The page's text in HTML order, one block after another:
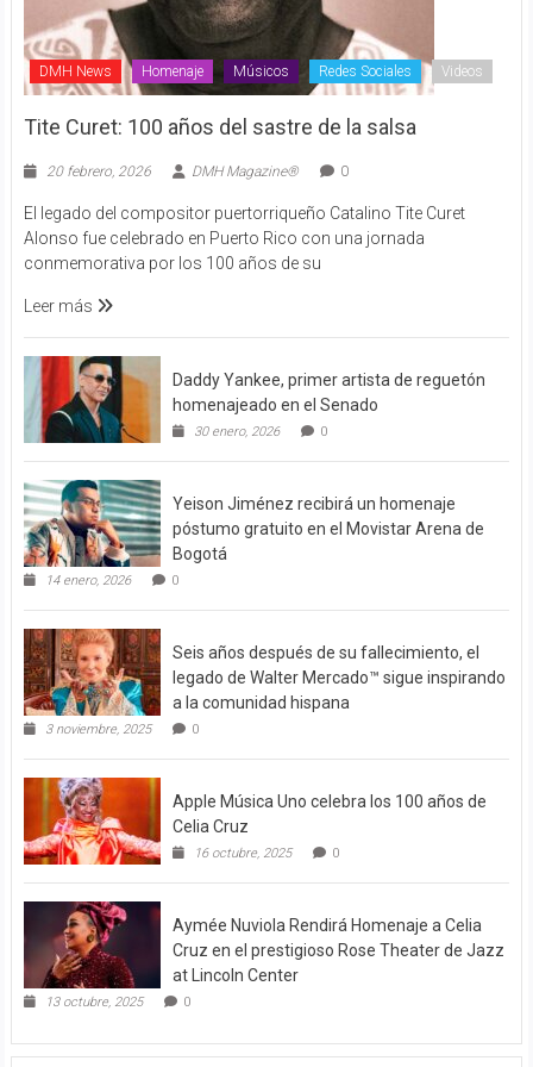
DMH News Homenaje Músicos Redes Sociales Videos
Tite Curet: 100 años del sastre de la salsa
20 febrero, 2026 DMH Magazine® 0
El legado del compositor puertorriqueño Catalino Tite Curet
Alonso fue celebrado en Puerto Rico con una jornada
conmemorativa por los 100 años de su
Leer más
Daddy Yankee, primer artista de reguetón
homenajeado en el Senado
30 enero, 2026 0
Yeison Jiménez recibirá un homenaje
póstumo gratuito en el Movistar Arena de
Bogotá
14 enero, 2026 0
Seis años después de su fallecimiento, el
legado de Walter Mercado™ sigue inspirando
a la comunidad hispana
3 noviembre, 2025 0
Apple Música Uno celebra los 100 años de
Celia Cruz
16 octubre, 2025 0
Aymée Nuviola Rendirá Homenaje a Celia
Cruz en el prestigioso Rose Theater de Jazz
at Lincoln Center
13 octubre, 2025 0